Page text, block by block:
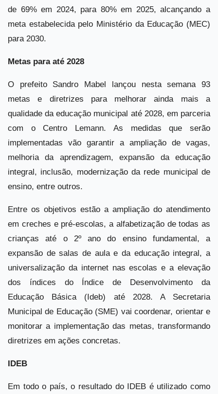
de 69% em 2024, para 80% em 2025, alcançando a
meta estabelecida pelo Ministério da Educação (MEC)
para 2030.
Metas para até 2028
O prefeito Sandro Mabel lançou nesta semana 93
metas e diretrizes para melhorar ainda mais a
qualidade da educação municipal até 2028, em parceria
com o Centro Lemann. As medidas que serão
implementadas vão garantir a ampliação de vagas,
melhoria da aprendizagem, expansão da educação
integral, inclusão, modernização da rede municipal de
ensino, entre outros.
Entre os objetivos estão a ampliação do atendimento
em creches e pré-escolas, a alfabetização de todas as
crianças até o 2º ano do ensino fundamental, a
expansão de salas de aula e da educação integral, a
universalização da internet nas escolas e a elevação
dos índices do Índice de Desenvolvimento da
Educação Básica (Ideb) até 2028. A Secretaria
Municipal de Educação (SME) vai coordenar, orientar e
monitorar a implementação das metas, transformando
diretrizes em ações concretas.
IDEB
Em todo o país, o resultado do IDEB é utilizado como